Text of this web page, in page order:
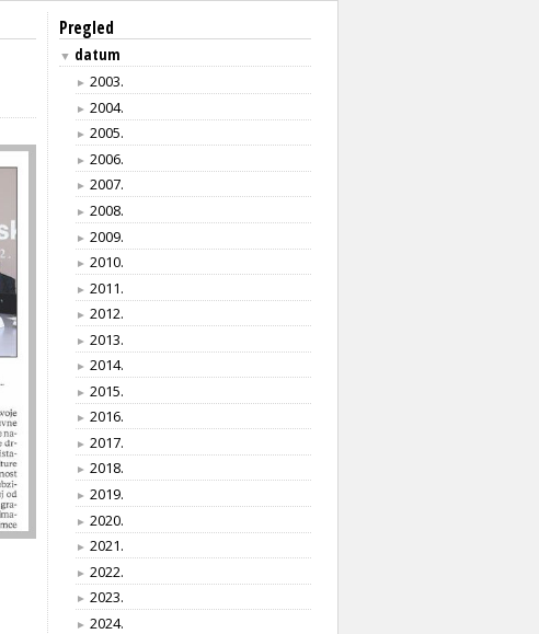
Pregled
▼ datum
► 2003.
► 2004.
► 2005.
► 2006.
► 2007.
► 2008.
► 2009.
► 2010.
► 2011.
► 2012.
► 2013.
► 2014.
► 2015.
► 2016.
► 2017.
► 2018.
► 2019.
► 2020.
► 2021.
► 2022.
► 2023.
► 2024.